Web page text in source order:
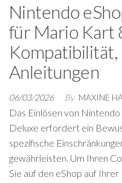
Nintendo
für Mario Kart
Kompatibilität,
Anleitungen
06/03/2026 By MAXINE
Das Einlösen von
Deluxe erfordert ein
spezifische
gewährleisten. Um Ihren
Sie auf den eShop auf